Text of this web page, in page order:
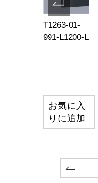
T1263-01-
991-L1200-L
お気に入
りに追加